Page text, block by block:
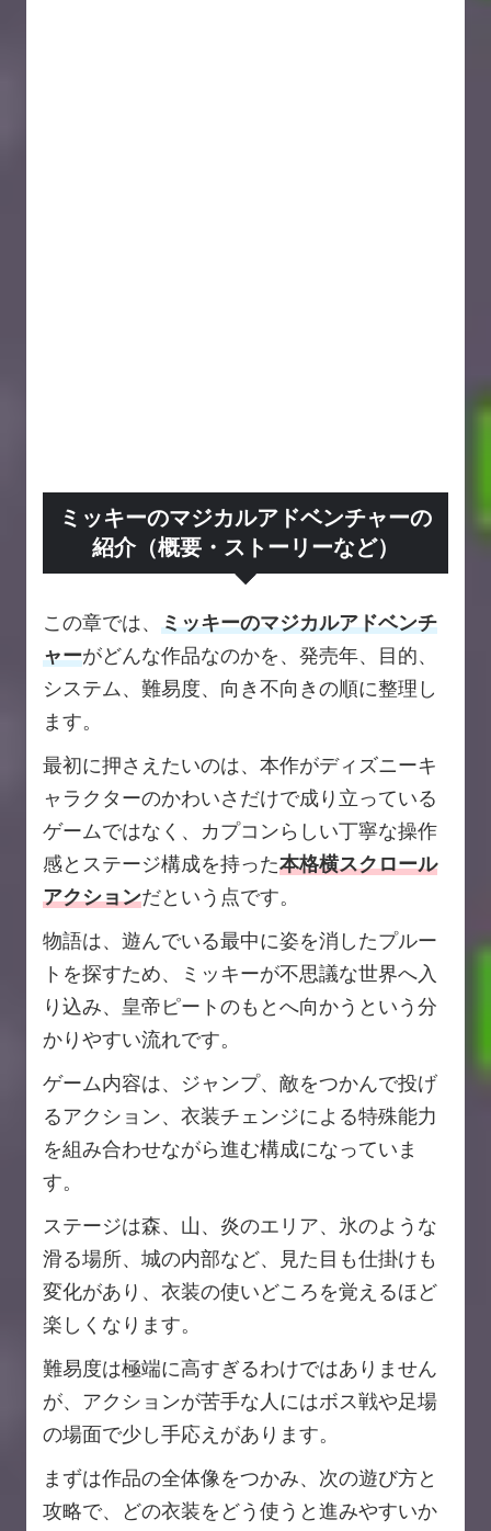
ミッキーのマジカルアドベンチャーの
紹介（概要・ストーリーなど）
この章では、 ミッキーのマジカルアドベンチ
ャーがどんな作品なのかを、発売年、目的、
システム、難易度、向き不向きの順に整理し
ます。
最初に押さえたいのは、本作がディズニーキ
ャラクターのかわいさだけで成り立っている
ゲームではなく、カプコンらしい丁寧な操作
感とステージ構成を持った本格横スクロール
アクションだという点です。
物語は、遊んでいる最中に姿を消したプルー
トを探すため、ミッキーが不思議な世界へ入
り込み、皇帝ピートのもとへ向かうという分
かりやすい流れです。
ゲーム内容は、ジャンプ、敵をつかんで投げ
るアクション、衣装チェンジによる特殊能力
を組み合わせながら進む構成になっていま
す。
ステージは森、山、炎のエリア、氷のような
滑る場所、城の内部など、見た目も仕掛けも
変化があり、衣装の使いどころを覚えるほど
楽しくなります。
難易度は極端に高すぎるわけではありません
が、アクションが苦手な人にはボス戦や足場
の場面で少し手応えがあります。
まずは作品の全体像をつかみ、次の遊び方と
攻略で、どの衣装をどう使うと進みやすいか